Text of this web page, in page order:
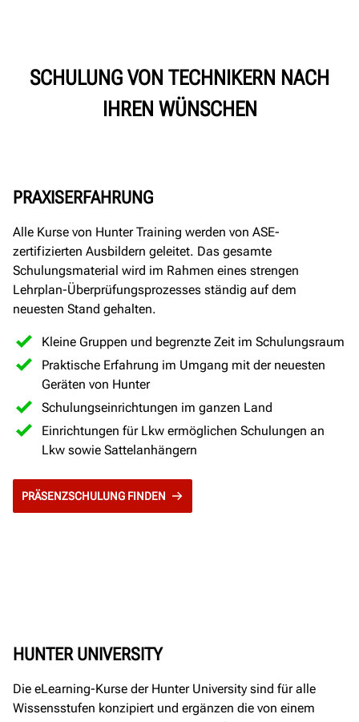
SCHULUNG VON TECHNIKERN NACH
IHREN WÜNSCHEN
PRAXISERFAHRUNG
Alle Kurse von Hunter Training werden von ASE-
zertifizierten Ausbildern geleitet. Das gesamte
Schulungsmaterial wird im Rahmen eines strengen
Lehrplan-Überprüfungsprozesses ständig auf dem
neuesten Stand gehalten.
Kleine Gruppen und begrenzte Zeit im Schulungsraum
Praktische Erfahrung im Umgang mit der neuesten
Geräten von Hunter
Schulungseinrichtungen im ganzen Land
Einrichtungen für Lkw ermöglichen Schulungen an
Lkw sowie Sattelanhängern
PRÄSENZSCHULUNG FINDEN
HUNTER UNIVERSITY
Die eLearning-Kurse der Hunter University sind für alle
Wissensstufen konzipiert und ergänzen die von einem